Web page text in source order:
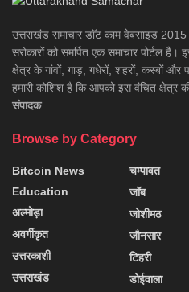
उत्तराखंड समाचार डाॅट काम वेबसाइड
सरोकारों को समर्पित एक समाचार पोर्टल
क्षेत्र के गांवों, गाड़, गधेरों, शहरों, कस्बों
हमारी कोशिश है कि आपको इस वंचित क्षेत्र
संपादक
Browse by Category
Bitcoin News
Education
अल्मोड़ा
अवर्गीकृत
उत्तरकाशी
उत्तराखंड
चम्पावत
जॉब
जोशीमठ
जौनसार
टिहरी
डोईवाला